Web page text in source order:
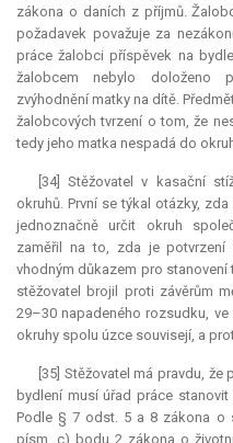
zákona o daních z příjmů.
požadavek považuje za
práce žalobci příspěvek na
žalobcem nebylo doloženo
zvýhodnění matky na dítě.
žalobcových tvrzení o tom, že
tedy jeho matka nespadá do
[34] Stěžovatel v kasační
okruhů. První se týkal otázky,
jednoznačně určit okruh
zaměřil na to, zda je potvrzení
vhodným důkazem pro
stěžovatel brojil proti závěrům
29–30 napadeného rozsudku,
okruhy spolu úzce souvisejí, a
[35] Stěžovatel má pravdu,
bydlení musí úřad práce
Podle § 7 odst. 5 a 8 zákona o
písm. c) bodu 2 zákona o